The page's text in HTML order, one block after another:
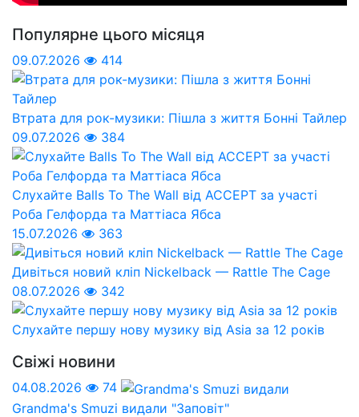
Популярне цього місяця
09.07.2026 414
Втрата для рок-музики: Пішла з життя Бонні Тайлер
09.07.2026
384
Слухайте Balls To The Wall від ACCEPT за участі
Роба Гелфорда та Маттіаса Ябса
15.07.2026
363
Дивіться новий кліп Nickelback — Rattle The Cage
08.07.2026
342
Слухайте першу нову музику від Asia за 12 років
Свіжі новини
04.08.2026
74
Grandma's Smuzi видали "Заповіт"